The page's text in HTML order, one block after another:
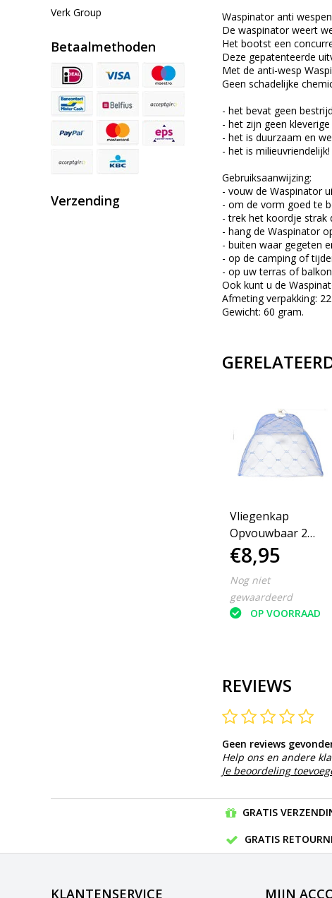
Verk Group
Betaalmethoden
Verzending
Waspinator anti
De waspinator weert
Het bootst een
Deze gepatenteerde
Met de anti-wesp
Geen schadelijke
- het bevat geen
- het zijn geen
- het is duurzaam en
- het is milieuvriendelijk!
Gebruiksaanwijzing:
- vouw de Waspinator
- om de vorm goed te
- trek het koordje strak
- hang de Waspinator
- buiten waar gegeten
- op de camping of
- op uw terras of balkon
Ook kunt u de
Afmeting verpakking:
Gewicht: 60 gram.
Vliegenkap
Opvouwbaar 2
Stuks – Blauw - 44
x 44 x 26 cm
€8,95
Nog niet
gewaardeerd
OP VOORRAAD
REVIEWS
Geen reviews
Help ons en andere
Je beoordeling
GRATIS
GRATIS
KLANTENSERVICE MIJN